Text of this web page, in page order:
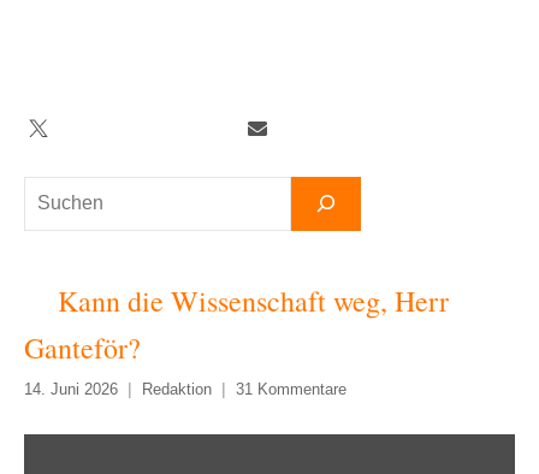
Suchen
Twitter TelegramNewsletter
Kann die Wissenschaft weg, Herr
Ganteför?
14. Juni 2026 Redaktion 31 Kommentare